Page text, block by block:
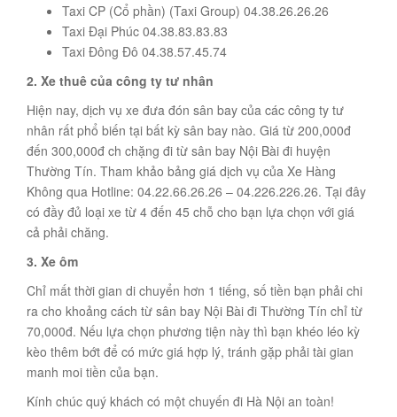
Taxi CP (Cổ phần) (Taxi Group) 04.38.26.26.26
Taxi Đại Phúc 04.38.83.83.83
Taxi Đông Đô 04.38.57.45.74
2. Xe thuê của công ty tư nhân
Hiện nay, dịch vụ xe đưa đón sân bay của các công ty tư
nhân rất phổ biến tại bất kỳ sân bay nào. Giá từ 200,000đ
đến 300,000đ ch chặng đi từ sân bay Nội Bài đi huyện
Thường Tín. Tham khảo bảng giá dịch vụ của Xe Hàng
Không qua Hotline: 04.22.66.26.26 – 04.226.226.26. Tại đây
có đầy đủ loại xe từ 4 đến 45 chỗ cho bạn lựa chọn với giá
cả phải chăng.
3. Xe ôm
Chỉ mất thời gian di chuyển hơn 1 tiếng, số tiền bạn phải chi
ra cho khoảng cách từ sân bay Nội Bài đi Thường Tín chỉ từ
70,000đ. Nếu lựa chọn phương tiện này thì bạn khéo léo kỳ
kèo thêm bớt để có mức giá hợp lý, tránh gặp phải tài gian
manh moi tiền của bạn.
Kính chúc quý khách có một chuyến đi Hà Nội an toàn!